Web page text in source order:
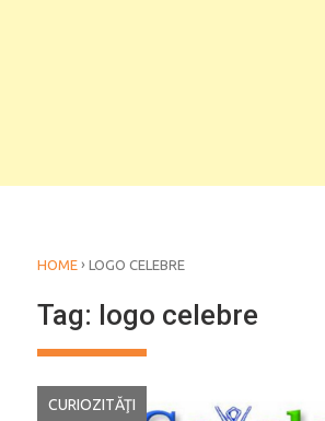
HOME › LOGO CELEBRE
Tag: logo celebre
CURIOZITĂŢI